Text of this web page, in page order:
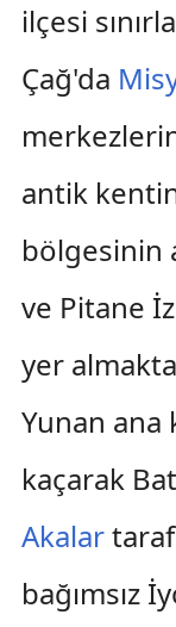
ilçesi
Çağ'da
antik
bölgesinin
ve Pitane
yer
Yunan ana
kaçarak
Akalar
bağımsız